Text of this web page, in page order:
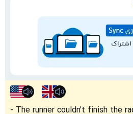
The runner couldn't finish the